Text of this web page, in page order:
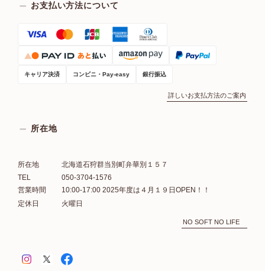
お支払い方法について
キャリア決済 コンビニ・Pay-easy 銀行振込
詳しいお支払方法のご案内
所在地
所在地
北海道石狩群当別町弁華別１５７
TEL
050-3704-1576
営業時間
10:00-17:00 2025年度は４月１９日OPEN！！
定休日
火曜日
NO SOFT NO LIFE